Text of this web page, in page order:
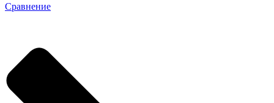
Сравнение